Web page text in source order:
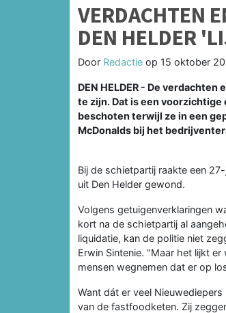
VERDACHTEN
DEN HELDER
Door Redactie op 15 oktober
DEN HELDER - De
te zijn. Dat is een
beschoten terwijl ze in een
McDonalds bij het
Bij de schietpartij raakte een
uit Den Helder gewond.
Volgens getuigenverklaringen
kort na de schietpartij al
liquidatie, kan de politie niet
Erwin Sintenie. "Maar het lijkt
mensen wegnemen dat er op
Want dát er veel
van de fastfoodketen. Zij